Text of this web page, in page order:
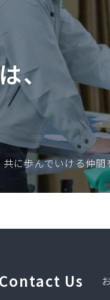
、
に歩んでいける仲間
Contact Us